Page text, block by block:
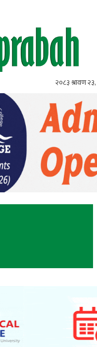
२०८३ श्रावण २३,